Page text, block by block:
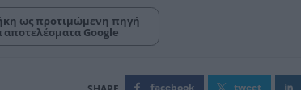
ως προτιμώμενη πηγή
αποτελέσματα Google
facebook tweet